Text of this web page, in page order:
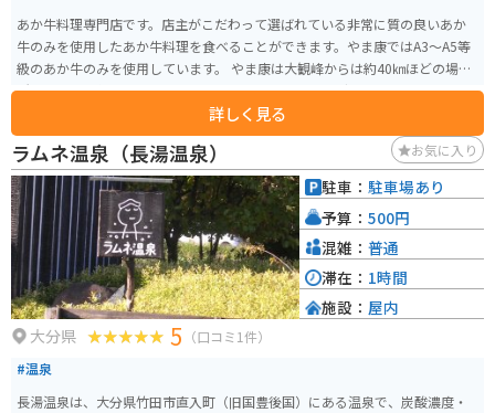
あか牛料理専門店です。店主がこだわって選ばれている非常に質の良いあか
牛のみを使用したあか牛料理を食べることができます。やま康ではA3～A5等
級のあか牛のみを使用しています。 やま康は大観峰からは約40㎞ほどの場
所、阿蘇郡に位置しているので、阿蘇周辺のツーリングスポットではありま
すが、有名な観光地などのツーリングスポットとは少し離れています。しか
し、平日でも多くの人が訪れており、常に1時間待ちが当たり前のような大人
気店です。
詳しく見る
ラムネ温泉（長湯温泉） お気に入り
大分県 5 （口コミ1件）
#温泉
長湯温泉は、大分県竹田市直入町（旧国豊後国）にある温泉で、炭酸濃度・
駐車： 駐車場あり
予算： 500円
混雑： 普通
滞在： 1時間
施設： 屋内